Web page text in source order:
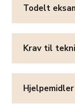
Todelt
Krav til